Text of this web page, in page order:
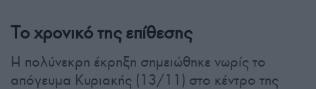
Το χρονικό της επίθεσης
Η πολύνεκρη έκρηξη σημειώθηκε νωρίς το
απόγευμα Κυριακής (13/11) στο κέντρο της